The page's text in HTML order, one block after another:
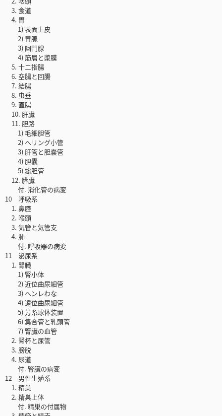
3. 食道
4. 胃
1) 表面上皮
2) 胃腺
3) 幽門腺
4) 筋層と漿膜
5. 十二指腸
6. 空腸と回腸
7. 結腸
8. 虫垂
9. 直腸
10. 肝臓
11. 胆路
1) 毛細胆管
2) ヘリング小管
3) 肝管と胆嚢管
4) 胆嚢
5) 総胆管
12. 膵臓
付. 消化管の病変
10 呼吸系
1. 鼻腔
2. 喉頭
3. 気管と気管支
4. 肺
付. 呼吸器の病変
11 泌尿系
1. 腎臓
1) 腎小体
2) 近位曲尿細管
3) ヘンレわな
4) 遠位曲尿細管
5) 芳糸球体装置
6) 集合管と乳頭管
7) 腎臓の血管
2. 腎杯と尿管
3. 膀脱
4. 尿道
付. 腎臓の病変
12 男性生殖系
1. 精巣
2. 精巣上体
付. 精巣の付属物